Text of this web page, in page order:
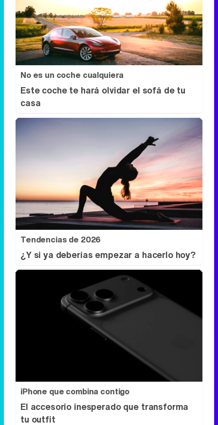
No es un coche cualquiera
Este coche te hará olvidar el sofá de tu
casa
Tendencias de 2026
¿Y si ya deberías empezar a hacerlo hoy?
iPhone que combina contigo
El accesorio inesperado que transforma
tu outfit